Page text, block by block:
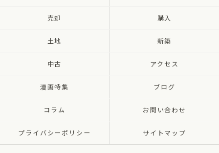
売却 購入
土地 新築
中古 アクセス
漫画特集 ブログ
コラム お問い合わせ
プライバシーポリシー サイトマップ